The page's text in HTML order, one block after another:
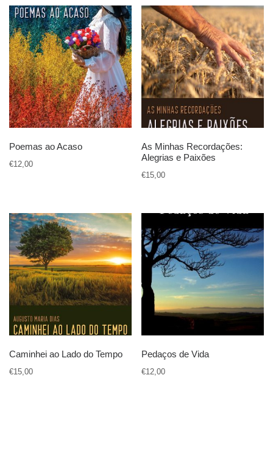
Poemas ao Acaso
€12,00
As Minhas Recordações:
Alegrias e Paixões
€15,00
Caminhei ao Lado do Tempo
€15,00
Pedaços de Vida
€12,00